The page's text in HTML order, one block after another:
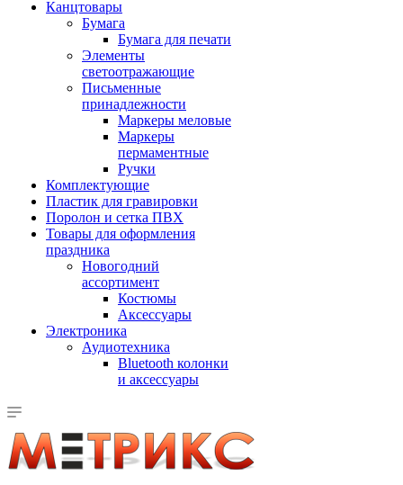
Канцтовары
Бумага
Бумага для печати
Элементы
светоотражающие
Письменные
принадлежности
Маркеры меловые
Маркеры
пермаментные
Ручки
Комплектующие
Пластик для гравировки
Поролон и сетка ПВХ
Товары для оформления
праздника
Новогодний
ассортимент
Костюмы
Аксессуары
Электроника
Аудиотехника
Bluetooth колонки
и аксессуары